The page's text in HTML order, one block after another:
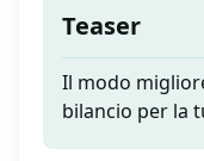
Teaser
Il modo
bilancio per la